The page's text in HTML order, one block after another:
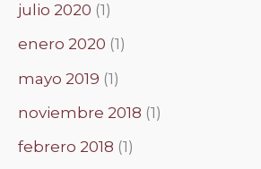
julio 2020 (1)
enero 2020 (1)
mayo 2019 (1)
noviembre 2018 (1)
febrero 2018 (1)